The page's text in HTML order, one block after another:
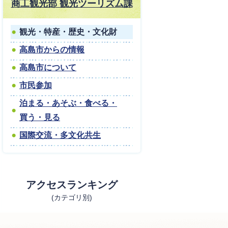
商工観光部 観光ツーリズム課
観光・特産・歴史・文化財
高島市からの情報
高島市について
市民参加
泊まる・あそぶ・食べる・
買う・見る
国際交流・多文化共生
アクセスランキング
(カテゴリ別)